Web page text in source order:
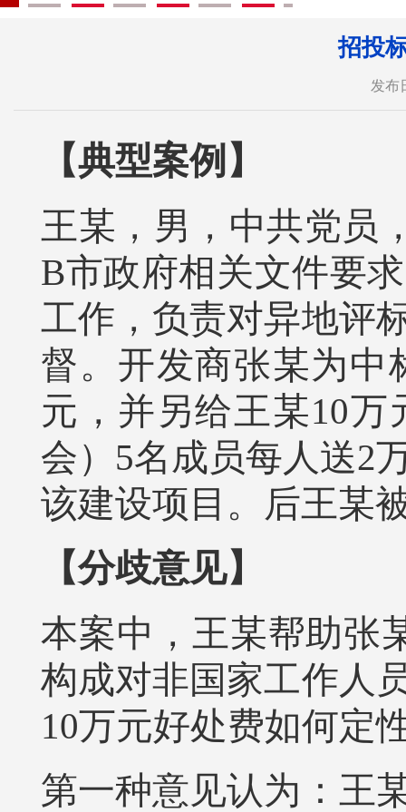
招投
发布
【典型案例】
王某，男，中共党员
B市政府相关文件要
工作，负责对异地评
督。开发商张某为中
元，并另给王某10
会）5名成员每人送2
该建设项目。后王某
【分歧意见】
本案中，王某帮助张
构成对非国家工作人
10万元好处费如何定
第一种意见认为：王